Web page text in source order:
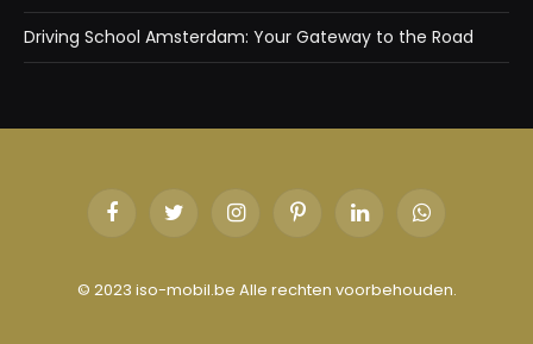
Driving School Amsterdam: Your Gateway to the Road
FacebookTwitter InstagramPinterestLinkedInWhatsApp
© 2023 iso-mobil.be Alle rechten voorbehouden.